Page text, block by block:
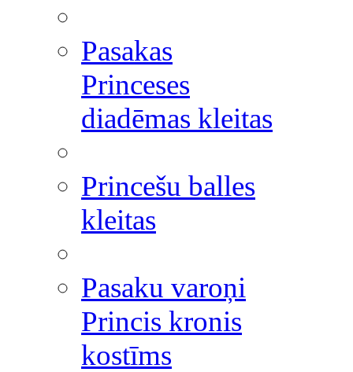
Pasakas
Princeses
diadēmas kleitas
Princešu balles
kleitas
Pasaku varoņi
Princis kronis
kostīms